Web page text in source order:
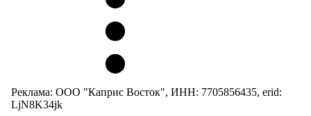
Реклама: ООО "Каприс Восток", ИНН: 7705856435, erid:
LjN8K34jk